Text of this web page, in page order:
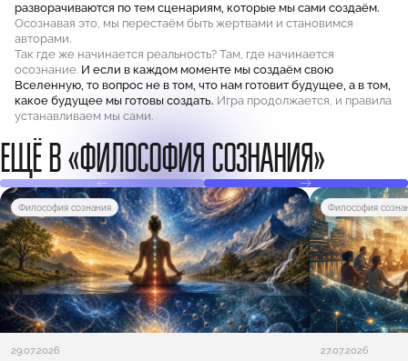
разворачиваются по тем сценариям, которые мы сами создаём.
Осознавая это, мы перестаём быть жертвами и становимся
авторами.
Так где же начинается реальность? Там, где начинается
осознание. И если в каждом моменте мы создаём свою
Вселенную, то вопрос не в том, что нам готовит будущее, а в том,
какое будущее мы готовы создать. Игра продолжается, и правила
устанавливаем мы сами.
ЕЩЁ В «ФИЛОСОФИЯ СОЗНАНИЯ»
Философия сознания
29.07.2026
Философия
27.07.2026